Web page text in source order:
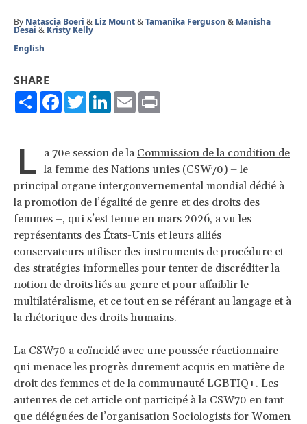
By Natascia Boeri & Liz Mount&Tamanika Ferguson & Manisha
Desai & Kristy Kelly
English
SHARE
ShareFacebook
TwitterLinkedIn
Email
L a 70e session de la Commission de la condition de
la femme des Nations unies (CSW70) – le
principal organe intergouvernemental mondial dédié à
la promotion de l’égalité de genre et des droits des
femmes –, qui s’est tenue en mars 2026, a vu les
représentants des États-Unis et leurs alliés
conservateurs utiliser des instruments de procédure et
des stratégies informelles pour tenter de discréditer la
notion de droits liés au genre et pour affaiblir le
multilatéralisme, et ce tout en se référant au langage et à
la rhétorique des droits humains.
La CSW70 a coïncidé avec une poussée réactionnaire
qui menace les progrès durement acquis en matière de
droit des femmes et de la communauté LGBTIQ+. Les
auteures de cet article ont participé à la CSW70 en tant
que déléguées de l’organisation Sociologists for Women